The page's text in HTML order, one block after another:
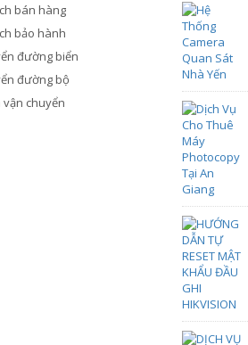
bán hàng
bảo hành
đường biển
đường bộ
chuyển